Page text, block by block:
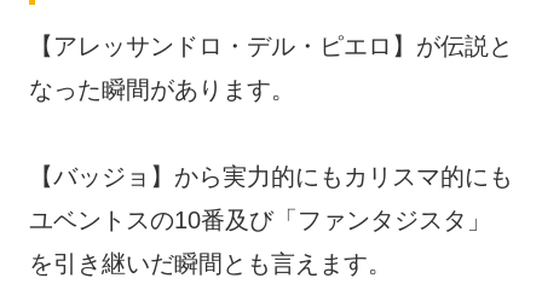
【アレッサンドロ・デル・ピエロ】が伝説と
なった瞬間があります。
【バッジョ】から実力的にもカリスマ的にも
ユベントスの10番及び「ファンタジスタ」
を引き継いだ瞬間とも言えます。